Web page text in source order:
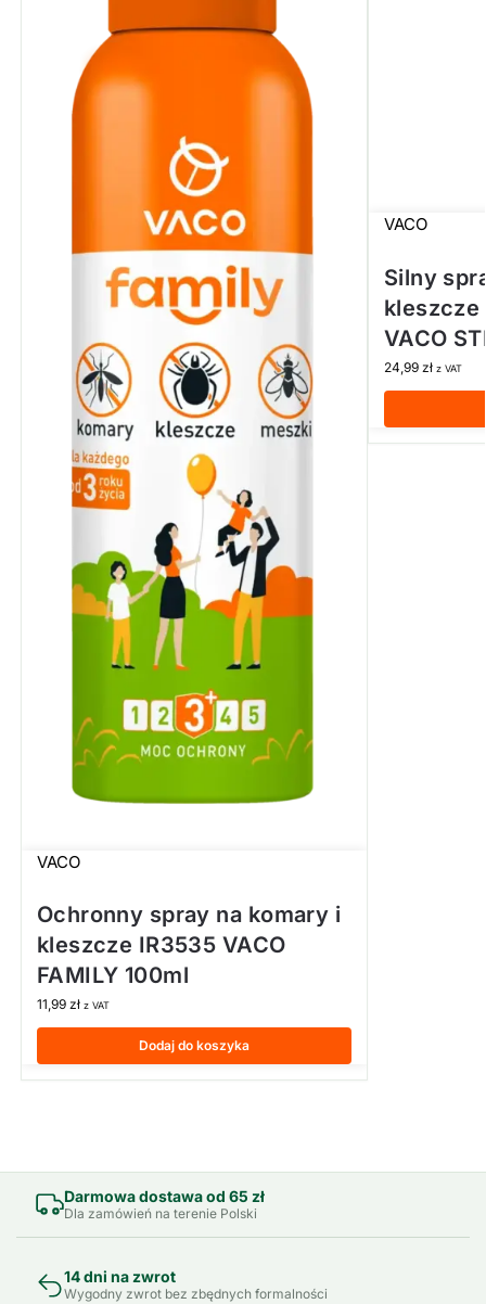
VACO
Ochronny spray na komary i
kleszcze IR3535 VACO
FAMILY 100ml
11,99 zł z VAT
Dodaj do koszyka
VACO
Silny
kleszcze
VACO
24,99 zł z VAT
Darmowa dostawa od 65 zł
Dla zamówień na terenie Polski
14 dni na zwrot
Wygodny zwrot bez zbędnych formalności